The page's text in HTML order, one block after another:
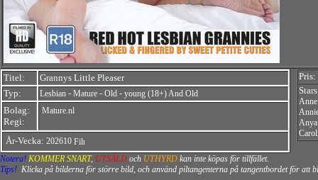
Titel:
Grannys Little Pleaser
Typ:
Lesbian - Mature - Old - young (18+) And Old
Bolag:
Regi:
Mature.nl
År-Vecka: 202610
Anne
Anya
Notera! KOMMER SNART, UTSÅLD och UTHYRD kan inte köpas för tillfället.
Tips! Klicka på bilderna för större bild, och använd piltangenterna på tangentbordet för att